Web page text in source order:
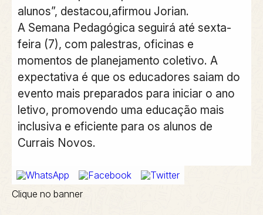
alunos”, destacou,afirmou Jorian.
A Semana Pedagógica seguirá até sexta-
feira (7), com palestras, oficinas e
momentos de planejamento coletivo. A
expectativa é que os educadores saiam do
evento mais preparados para iniciar o ano
letivo, promovendo uma educação mais
inclusiva e eficiente para os alunos de
Currais Novos.
Clique no banner